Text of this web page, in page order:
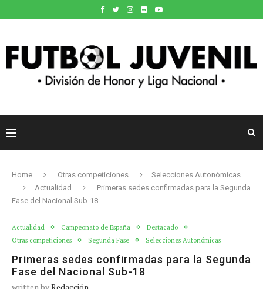
Home Otras competiciones
Selecciones Autonómicas
Actualidad
Primeras sedes confirmadas para la Segunda
Fase del Nacional Sub-18
Actualidad Campeonato de España
Destacado
Otras competiciones
Segunda Fase Selecciones Autonómicas
Primeras sedes confirmadas para la Segunda
Fase del Nacional Sub-18